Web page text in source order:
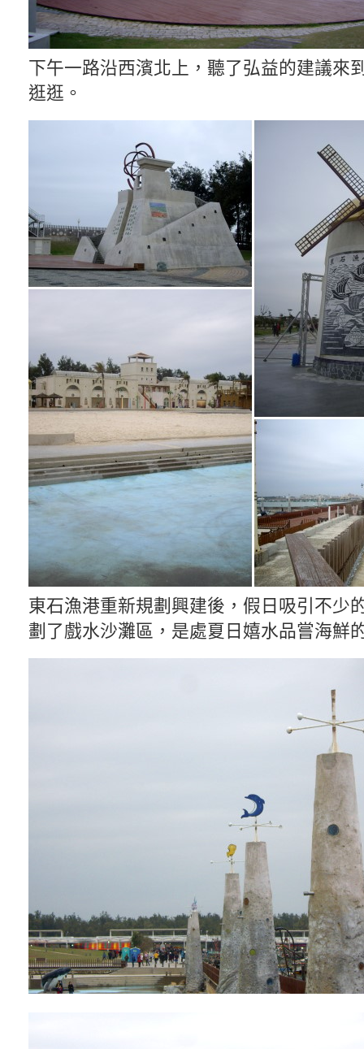
下午一路沿西濱北上，聽了弘益的建議來
逛逛。
東石漁港重新規劃興建後，假日吸引不少
劃了戲水沙灘區，是處夏日嬉水品嘗海鮮